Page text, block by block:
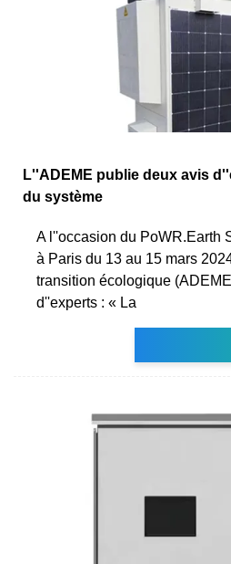
L''ADEME publie deux avis
du système
A l''occasion du PoWR.Earth
à Paris du 13 au 15 mars
transition écologique
d''experts : « La